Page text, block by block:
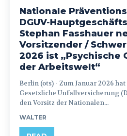
Nationale
DGUV-
Stephan Fasshauer
Vorsitzender /
2026 ist „Psychische
der Arbeitswelt“
Berlin (ots) - Zum Januar 2026 hat die Deutsche
Gesetzliche Unfallversicherung
den Vorsitz der Nationalen...
WALTER